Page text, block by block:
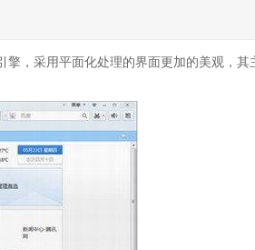
，采用平面化处理的界面更加的美观，